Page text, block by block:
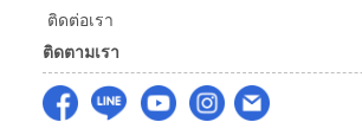
ติดต่อเรา
ติดตามเรา